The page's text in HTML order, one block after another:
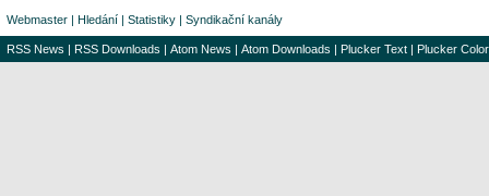
Webmaster | Hledání | Statistiky | Syndikační kanály
RSS News | RSS Downloads | Atom News | Atom Downloads | Plucker Text | Plucker Color